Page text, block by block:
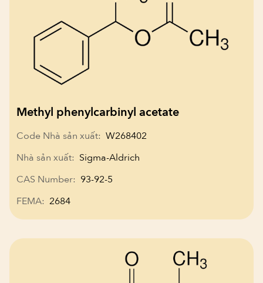
Methyl phenylcarbinyl acetate
Code Nhà sản xuất: W268402
Nhà sản xuất: Sigma-Aldrich
CAS Number: 93-92-5
FEMA: 2684